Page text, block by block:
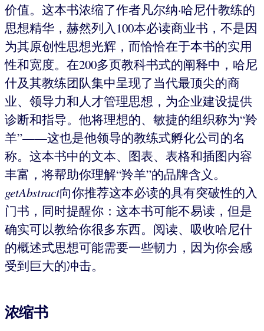
价值。这本书浓缩了作者凡尔纳·哈尼什教练的
思想精华，赫然列入100本必读商业书，不是因
为其原创性思想光辉，而恰恰在于本书的实用
性和宽度。在200多页教科书式的阐释中，哈尼
什及其教练团队集中呈现了当代最顶尖的商
业、领导力和人才管理思想，为企业建设提供
诊断和指导。他将理想的、敏捷的组织称为“羚
羊”——这也是他领导的教练式孵化公司的名
称。这本书中的文本、图表、表格和插图内容
丰富，将帮助你理解“羚羊”的品牌含义。
getAbstract向你推荐这本必读的具有突破性的入
门书，同时提醒你：这本书可能不易读，但是
确实可以教给你很多东西。阅读、吸收哈尼什
的概述式思想可能需要一些韧力，因为你会感
受到巨大的冲击。
浓缩书